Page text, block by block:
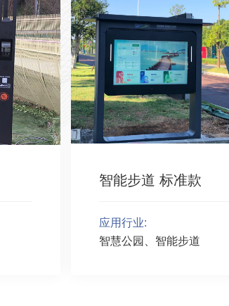
智能步道 标准款
应用行业:
智慧公园、智能步道